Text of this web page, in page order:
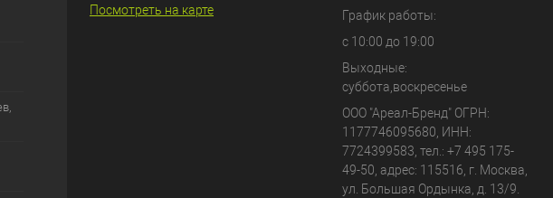
Посмотреть на карте
График работы:
с 10:00 до 19:00
Выходные:
суббота,воскресенье
ООО "Ареал-Бренд" ОГРН:
1177746095680, ИНН:
7724399583, тел.: +7 495 175-
49-50, адрес: 115516, г. Москва,
ул. Большая Ордынка, д. 13/9.